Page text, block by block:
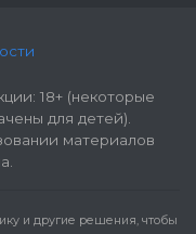
18+ (некоторые
для детей).
материалов
и другие решения, чтобы